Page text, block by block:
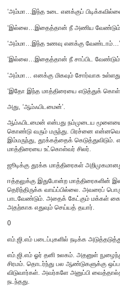
‘அம்மா…இந்த உடை எனக்குப்
‘இல்லை…இதைத்தான் நீ அணிய
‘அம்மா…இந்த உணவு எனக்கு வேண்டாம்…’
‘இல்லை…இதைத்தான் நீ சாப்பிட
‘அம்மா… எனக்கு மிகவும் சோர்வாக
‘இதோ இந்த மாத்திரையை எடுத்துக் கொள்.
அது, ‘ஆம்ஃபிடமைன்’.
ஆம்ஃபிடமைன் என்பது நம்முடைய
கொண்டு வரும் மருந்து. பிரச்னை
இம்மருந்து, தூக்கத்தைக்
மாத்திரையை உட்கொள்வர் சிலர்.
ஜூடிக்கு தூக்க மாத்திரைகள்
ஈத்தலுக்கு இதுபோன்ற மாத்திரைகளின்
தெரிந்திருக்க வாய்ப்பில்லை. அவரைப்
பாடவேண்டும். அதைக் கேட்கும் மக்கள்
அதற்காக எதுவும் செய்யத் தயார்.
0
எம்.ஜி.எம் படைப்புகளில் நடிக்க
எம்.ஜி.எம் ஓர் தனி உலகம். அதனுள்
சிரமம். தொடர்ந்து பல ஆண்டுகளுக்கு
விடுவார்கள். அவர்களே அனுப்பி
நடந்தது.